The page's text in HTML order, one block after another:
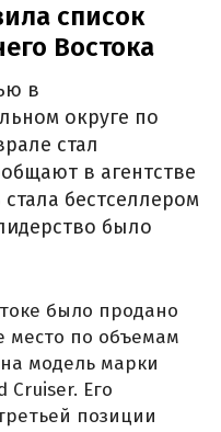
список
Востока
в
округе по
стал
в агентстве
бестселлером
было
было продано
место по объемам
модель марки
Его
позиции